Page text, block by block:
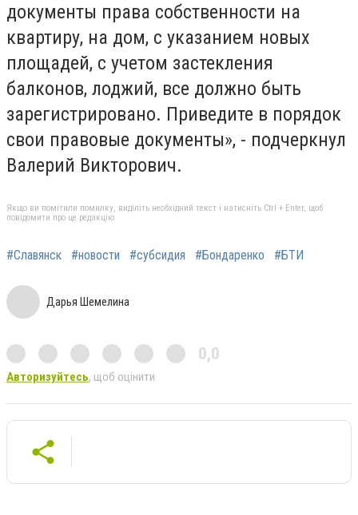
документы права собственности на
квартиру, на дом, с указанием новых
площадей, с учетом застекления
балконов, лоджий, все должно быть
зарегистрировано. Приведите в порядок
свои правовые документы», - подчеркнул
Валерий Викторович.
Якщо ви помітили помилку, виділіть необхідний текст і натисніть Ctrl + Enter, щоб
повідомити про це редакцію
#Славянск #новости #субсидия #Бондаренко #БТИ
Дарья Шемелина
0,0
Авторизуйтесь, щоб оцінити